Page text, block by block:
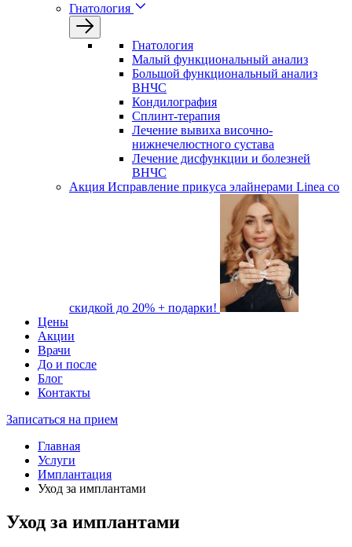
Гнатология
Гнатология
Малый функциональный анализ
Большой функциональный анализ
ВНЧС
Кондилография
Сплинт-терапия
Лечение вывиха височно-
нижнечелюстного сустава
Лечение дисфункции и болезней
ВНЧС
Акция Исправление прикуса элайнерами Linea со
скидкой до 20% + подарки!
Цены
Акции
Врачи
До и после
Блог
Контакты
Записаться на прием
Главная
Услуги
Имплантация
Уход за имплантами
Уход за имплантами